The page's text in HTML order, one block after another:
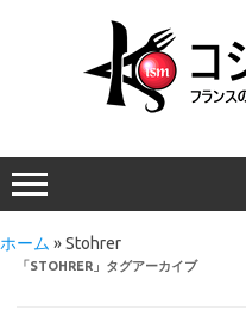
ホーム »Stohrer
「STOHRER 」タグアーカイブ